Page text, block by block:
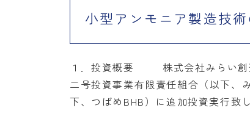
小型アンモニア製造技
１．投資概要 株式会社みらい創造
二号投資事業有限責任組合（以下、
下、つばめBHB）に追加投資実行